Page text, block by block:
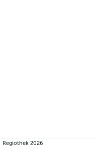
Regiothek2026